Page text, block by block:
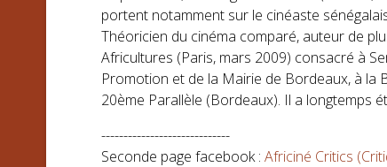
portent notamment sur le cinéaste
Théoricien du cinéma comparé, auteur de
Africultures (Paris, mars 2009) consacré à
Promotion et de la Mairie de Bordeaux, à la
20ème Parallèle (Bordeaux). Il a longtemps
-----------------------------
Seconde page facebook : Africiné Critics